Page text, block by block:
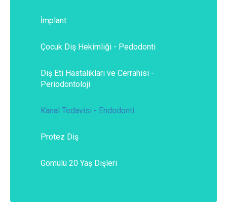
İmplant
Çocuk Diş Hekimliği - Pedodonti
Diş Eti Hastalıkları ve Cerrahisi -
Periodontoloji
Kanal Tedavisi - Endodonti
Protez Diş
Gömülü 20 Yaş Dişleri